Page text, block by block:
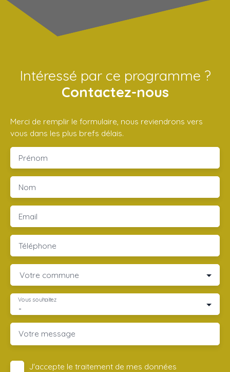
Intéressé par ce programme ?
Contactez-nous
Merci de remplir le formulaire, nous reviendrons vers
vous dans les plus brefs délais.
Prénom
Nom
Email
Téléphone
Votre commune
-
Vous souhaitez
Votre message
J'accepte le traitement de mes données